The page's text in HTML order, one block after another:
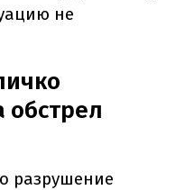
не
обстрел
разрушение